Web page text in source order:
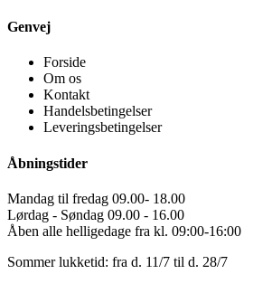
Genvej
Forside
Om os
Kontakt
Handelsbetingelser
Leveringsbetingelser
Åbningstider
Mandag til fredag 09.00- 18.00
Lørdag - Søndag 09.00 - 16.00
Åben alle helligedage fra kl. 09:00-16:00
Sommer lukketid: fra d. 11/7 til d. 28/7